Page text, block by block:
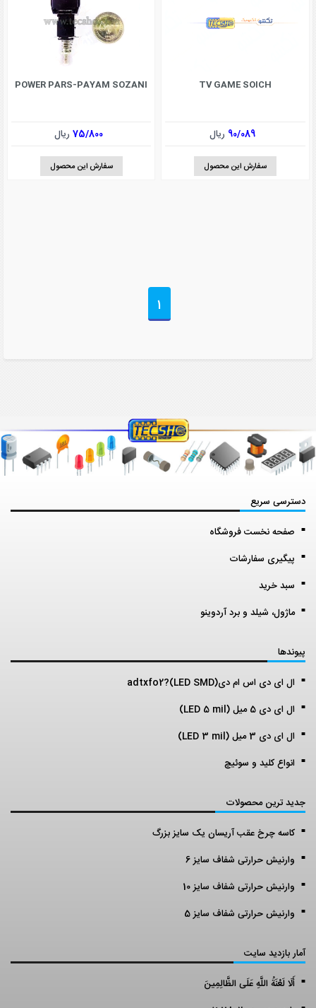
TV GAME SOICH
90/089 ریال
سفارش این محصول
POWER PARS-PAYAM SOZANI
75/800 ریال
سفارش این محصول
1
دسترسی سریع
صفحه نخست فروشگاه
پیگیری سفارشات
سبد خرید
ماژول، شیلد و برد آردوینو
پیوندها
ال ای دی اس ام دی(LED SMD)?adtxfo2
ال ای دی 5 میل (LED 5 mil)
ال ای دی 3 میل (LED 3 mil)
انواع کلید و سوئیچ
جدید ترین محصولات
کاسه چرخ عقب آریسان یک سایز بزرگ
وارنیش حرارتی شفاف سایز 6
وارنیش حرارتی شفاف سایز 10
وارنیش حرارتی شفاف سایز 5
آمار بازدید سایت
أَلَا لَعْنَةُ اللَّهِ عَلَى الظَّالِمِينَ